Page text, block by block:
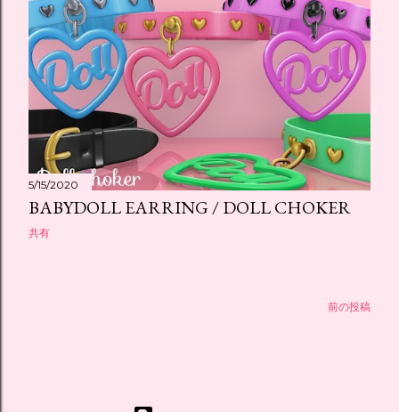
5/15/2020
BABYDOLL EARRING / DOLL CHOKER
共有
前の投稿